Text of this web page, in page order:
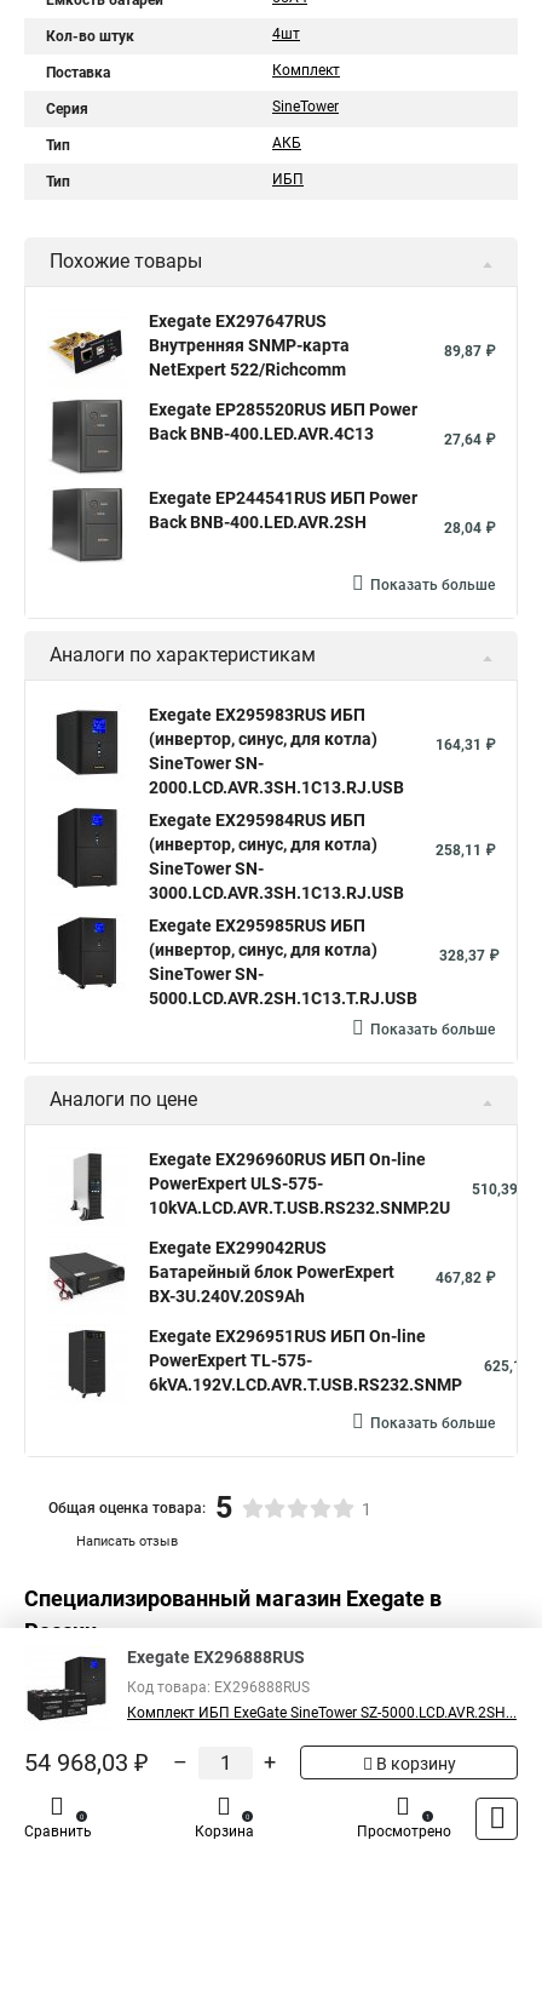
Кол-во штук 4шт
Поставка Комплект
Серия SineTower
Тип АКБ
Тип ИБП
Похожие товары
Exegate EX297647RUS
Внутренняя SNMP-карта
NetExpert 522/Richcomm
89,87 ₽
Exegate EP285520RUS ИБП Power
Back BNB-400.LED.AVR.4C13
27,64 ₽
Exegate EP244541RUS ИБП Power
Back BNB-400.LED.AVR.2SH
28,04 ₽
Показать больше
Аналоги по характеристикам
Exegate EX295983RUS ИБП
(инвертор, синус, для котла)
SineTower SN-
2000.LCD.AVR.3SH.1C13.RJ.USB
164,31 ₽
Exegate EX295984RUS ИБП
(инвертор, синус, для котла)
SineTower SN-
3000.LCD.AVR.3SH.1C13.RJ.USB
258,11 ₽
Exegate EX295985RUS ИБП
(инвертор, синус, для котла)
SineTower SN-
5000.LCD.AVR.2SH.1C13.T.RJ.USB
328,37 ₽
Показать больше
Аналоги по цене
Exegate EX296960RUS ИБП On-line
PowerExpert ULS-575-
10kVA.LCD.AVR.T.USB.RS232.SNMP.2U
510,39 ₽
Exegate EX299042RUS
Батарейный блок PowerExpert
BX-3U.240V.20S9Ah
467,82 ₽
Exegate EX296951RUS ИБП On-line
PowerExpert TL-575-
6kVA.192V.LCD.AVR.T.USB.RS232.SNMP
625,12 ₽
Показать больше
Написать отзыв
Общая оценка товара: 5 1
Специализированный магазин Exegate в
России
Exegate EX296888RUS
Код товара: EX296888RUS
Комплект ИБП ExeGate SineTower SZ-5000.LCD.AVR.2SH...
54 968,03 ₽ – + В корзину
Сравнить
0
Корзина
0
Просмотрено
1